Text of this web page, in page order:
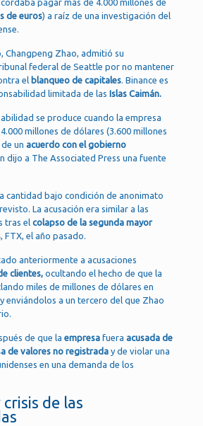
pagar más de 4.000 millones de
de euros) a raíz de una investigación del
Changpeng Zhao, admitió su
federal de Seattle por no mantener
el blanqueo de capitales. Binance es
limitada de las Islas Caimán.
se produce cuando la empresa
millones de dólares (3.600 millones
un acuerdo con el gobierno
dijo a The Associated Press una fuente
cantidad bajo condición de anonimato
La acusación era similar a las
tras el colapso de la segunda mayor
, FTX, el año pasado.
anteriormente a acusaciones
clientes, ocultando el hecho de que la
miles de millones de dólares en
enviándolos a un tercero del que Zhao
de que la empresa fuera acusada de
de valores no registrada y de violar una
en una demanda de los
de las